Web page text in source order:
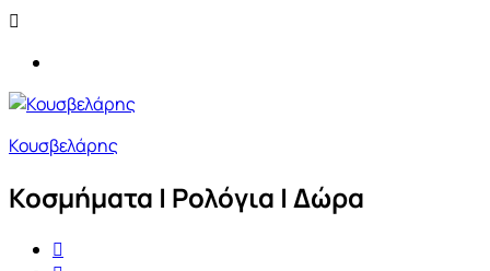
Κουσβελάρης
Κοσμήματα | Ρολόγια | Δώρα